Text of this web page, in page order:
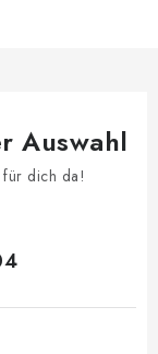
Auswahl
für dich da!